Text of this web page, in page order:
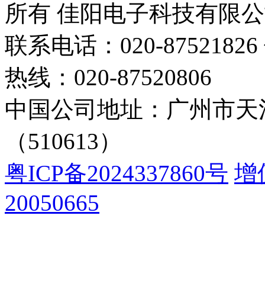
所有 佳阳电子科技有限
联系电话：020-
热线：020-87520806
中国公司地址：广州市
（510613）
粤ICP备2024337860号 增
20050665